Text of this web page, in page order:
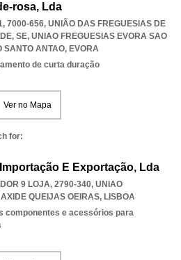
rosa, Lda
7000-656, UNIÃO DAS FREGUESIAS DE
SE, UNIAO FREGUESIAS EVORA SAO
SANTO ANTAO, EVORA
de curta duração
Ver no Mapa
for:
E Exportação, Lda
9 LOJA, 2790-340, UNIAO
QUEIJAS OEIRAS, LISBOA
componentes e acessórios para